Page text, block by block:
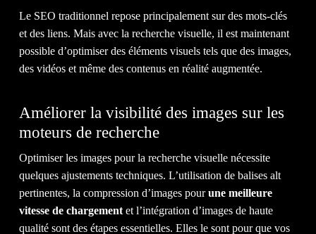
Le SEO traditionnel repose principalement sur des mots-clés
et des liens. Mais avec la recherche visuelle, il est maintenant
possible d’optimiser des éléments visuels tels que des images,
des vidéos et même des contenus en réalité augmentée.
Améliorer la visibilité des images sur les
moteurs de recherche
Optimiser les images pour la recherche visuelle nécessite
quelques ajustements techniques. L’utilisation de balises alt
pertinentes, la compression d’images pourune meilleure
vitesse de chargement et l’intégration d’images de haute
qualité sont des étapes essentielles. Elles le sont pour que vos